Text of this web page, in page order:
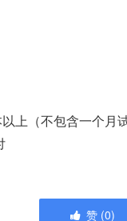
上（不包含一个月
赞 (0)